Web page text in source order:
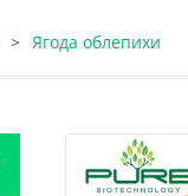
годжи
клюквыСерия
> Ягода облепихи